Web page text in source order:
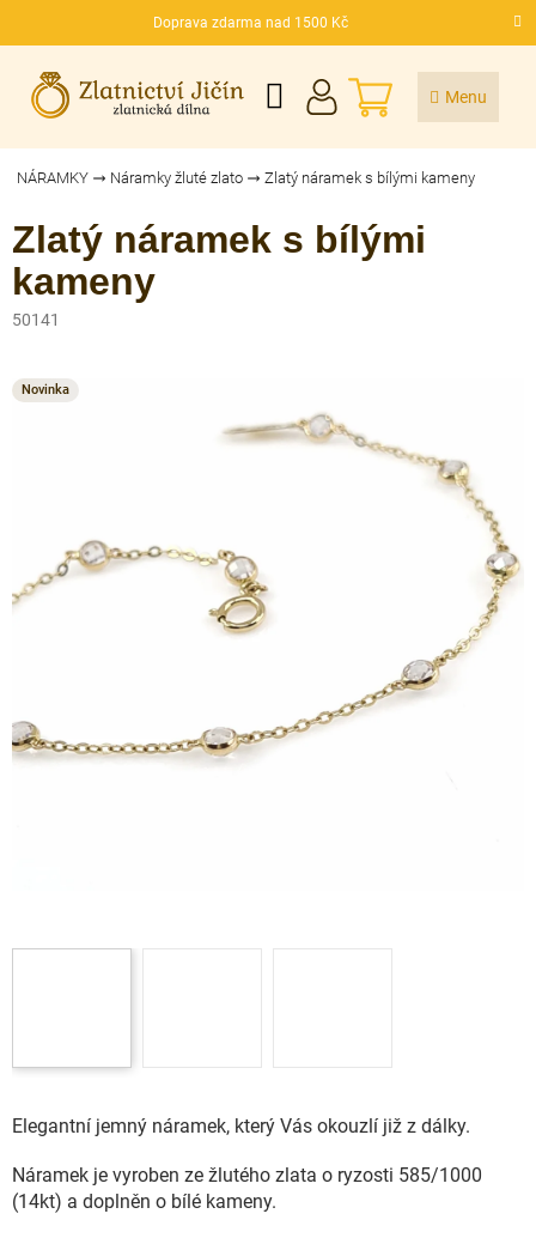
Doprava zdarma nad 1500 Kč
CZK
NÁKUPNÍ
KOŠÍK
NÁRAMKY Náramky žluté zlato Zlatý náramek s bílými kameny
Zlatý náramek s bílými
kameny
50141
Novinka
Elegantní jemný náramek, který Vás okouzlí již z dálky.
Náramek je vyroben ze žlutého zlata o ryzosti 585/1000
(14kt) a doplněn o bílé kameny.